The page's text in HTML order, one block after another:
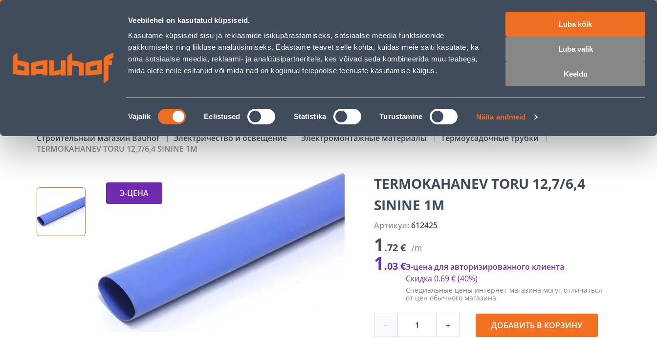
Veebilehel on kasutatud küpsiseid.
Kasutame küpsiseid sisu ja reklaamide isikupärastamiseks, sotsiaalse meedia funktsioonide
pakkumiseks ning liikluse analüüsimiseks. Edastame teavet selle kohta, kuidas meie saiti kasutate, ka
oma sotsiaalse meedia, reklaami- ja analüüsipartneritele, kes võivad seda kombineerida muu teabega,
mida olete neile esitanud või mida nad on kogunud teiepoolse teenuste kasutamise käigus.
Nõusoleku
valik
Vajalik Eelistused Statistika Turustamine Näita andmeid
Luba kõik
Luba valik
Keeldu
TERMOKAHANEV TORU 12,7/6,4 SININE 1M - Bauhof has loaded
Обслуживание бизнес-клиентов Обслуживание частных клиентов Услуги Предложения о работе
ПОИСК
АКЦИИ КАТАЛОГИ АРЕНДА ИНСТРУМЕНТОВ РАССРОЧКА
Строительный магазин Bauhof Электричество и освещение Электромонтажные материалы
Термоусадочные трубки
TERMOKAHANEV TORU 12,7/6,4 SININE 1M
Э-ЦЕНА
TERMOKAHANEV TORU 12,7/6,4
SININE 1M
Артикул:612425
1 .72 € /m
1 .03 €
Специальные цены интернет-магазина могут отличаться
от цен обычного магазина
Скидка 0.69 €(40%)
Э-цена для авторизированного клиента
− + ДОБАВИТЬ В КОРЗИНУ